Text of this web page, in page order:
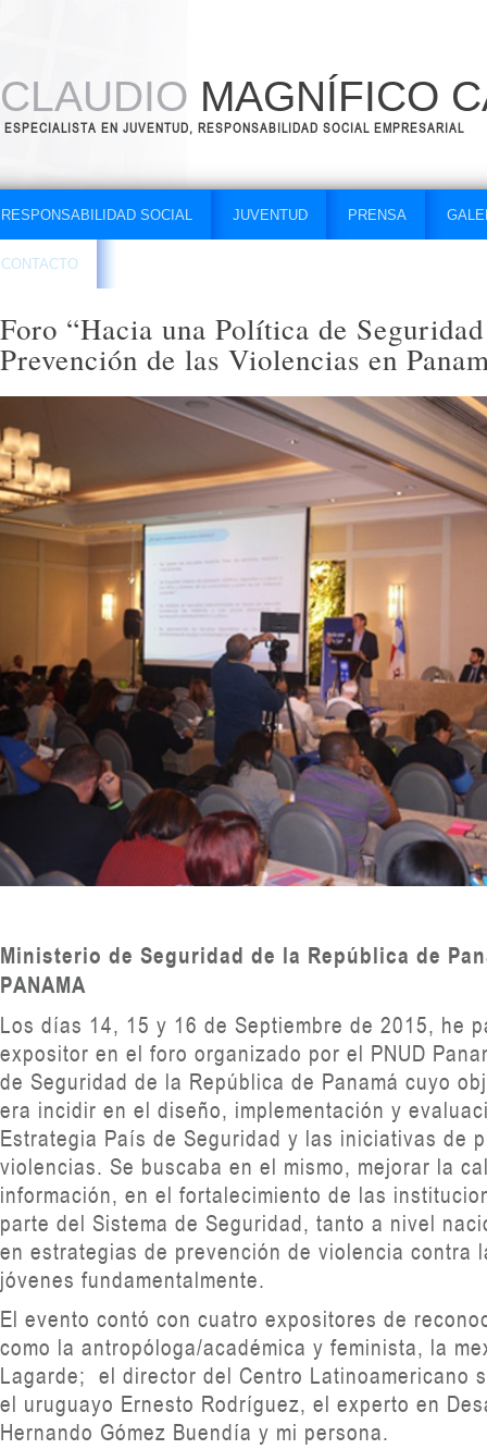
CLAUDIO MAGNÍFICO
ESPECIALISTA EN JUVENTUD, RESPONSABILIDAD SOCIAL EMPRESARIAL
RESPONSABILIDAD SOCIAL JUVENTUD PRENSA
CONTACTO
Foro “Hacia una Política de
Prevención de las Violencias en
Ministerio de Seguridad de la República de
PANAMA
Los días 14, 15 y 16 de Septiembre de 2015, he
expositor en el foro organizado por el PNUD
de Seguridad de la República de Panamá cuyo
era incidir en el diseño, implementación y
Estrategia País de Seguridad y las iniciativas de
violencias. Se buscaba en el mismo, mejorar la
información, en el fortalecimiento de las
parte del Sistema de Seguridad, tanto a nivel
en estrategias de prevención de violencia contra
jóvenes fundamentalmente.
El evento contó con cuatro expositores de
como la antropóloga/académica y feminista, la
Lagarde; el director del Centro Latinoamericano
el uruguayo Ernesto Rodríguez, el experto en
Hernando Gómez Buendía y mi persona.